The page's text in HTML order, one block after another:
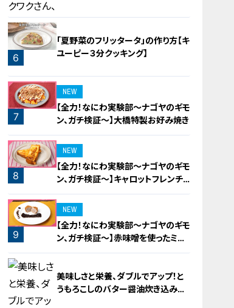
5
6
「夏野菜のフリッタータ」の作り方【キ
ユーピー３分クッキング】
7
NEW
【全力！なにわ実験部～ナゴヤのギモ
ン、ガチ検証～】大橋特製お好み焼き
8
NEW
【全力！なにわ実験部～ナゴヤのギモ
ン、ガチ検証～】キャロットフレンチ
ロースト
9
NEW
【全力！なにわ実験部～ナゴヤのギモ
ン、ガチ検証～】赤味噌を使ったミル
フィーユ味噌トンカツ
美味しさと栄養、ダブルでアップ！と
うもろこしのバター醤油炊き込みご